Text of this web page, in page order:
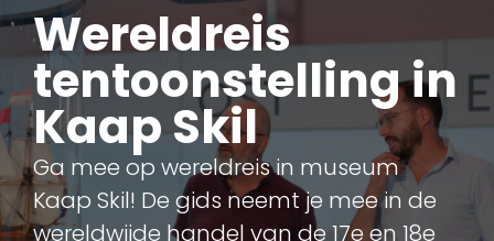
Wereldreis
tentoonstelling in
Kaap Skil
Ga mee op wereldreis in museum
Kaap Skil! De gids neemt je mee in de
wereldwijde handel van de 17e en 18e